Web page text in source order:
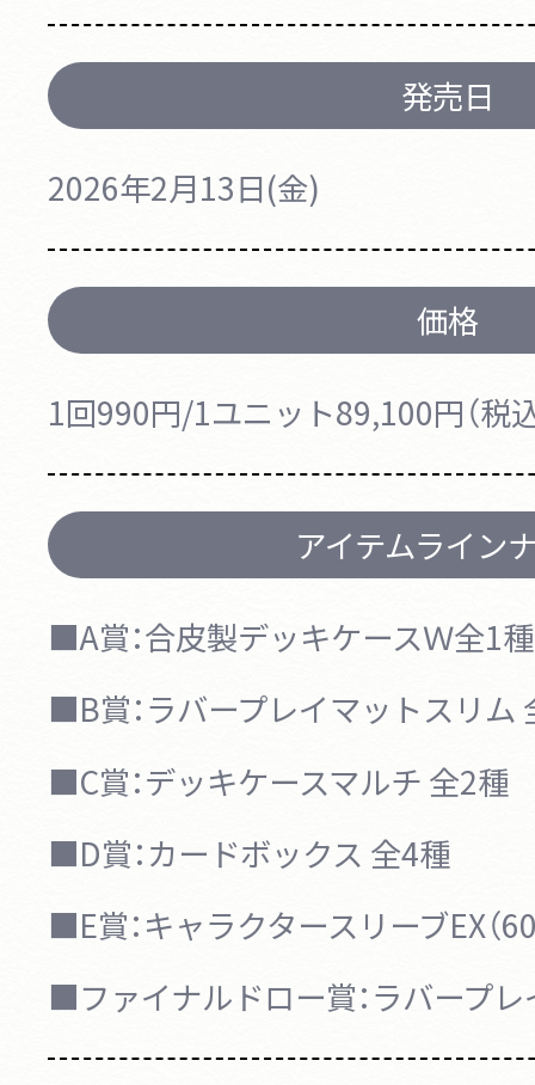
発売日
2026年2月13日(金)
価格
1回990円/1ユニット89,100円（税
アイテムライン
■A賞：合皮製デッキケースＷ全1種
■B賞：ラバープレイマットスリム
■C賞：デッキケースマルチ 全2種
■D賞：カードボックス 全4種
■E賞：キャラクタースリーブEX（
■ファイナルドロー賞：ラバープ